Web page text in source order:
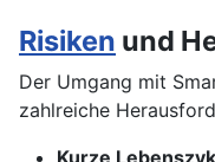
Risiken und
Der Umgang mit
zahlreiche